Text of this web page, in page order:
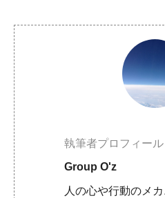
執筆者プロフィール
Group O'z
人の心や行動のメ